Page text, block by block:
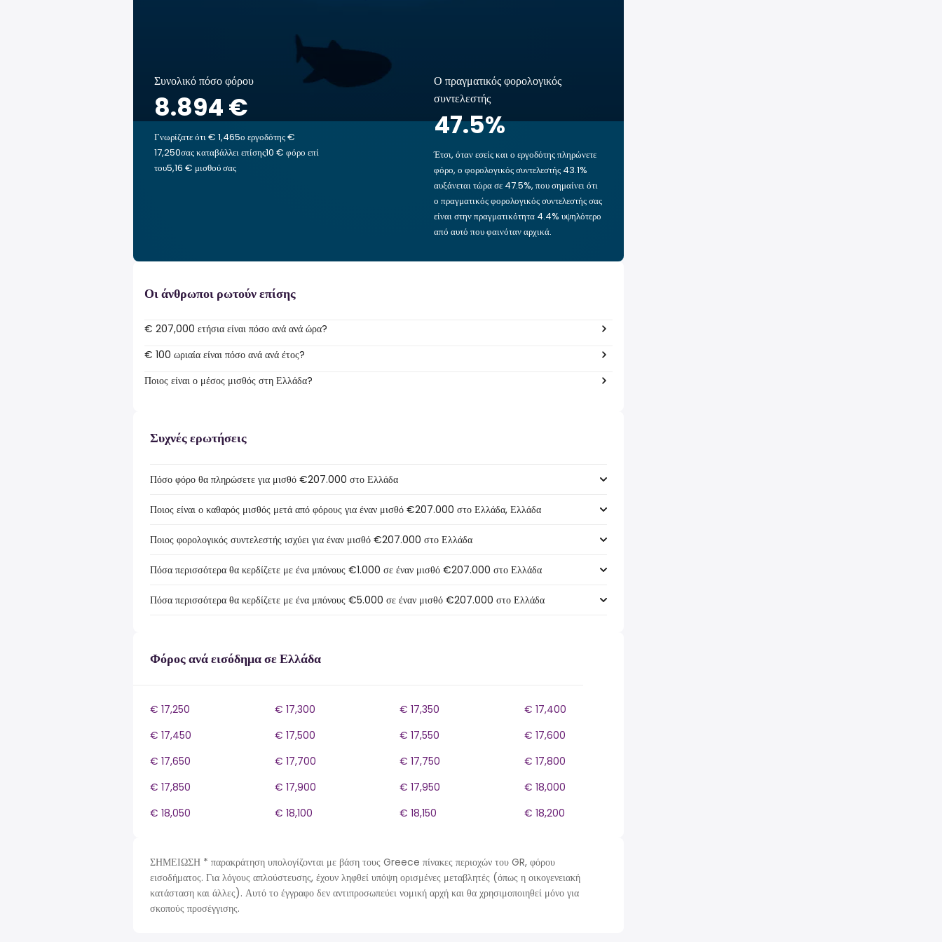
Συνολικό πόσο φόρου
8.894 €
Γνωρίζατε ότι € 1,465ο εργοδότης €
17,250σας καταβάλλει επίσης10 € φόρο επί
του5,16 € μισθού σας
Ο πραγματικός φορολογικός
συντελεστής
47.5%
Έτσι, όταν εσείς και ο εργοδότης πληρώνετε
φόρο, ο φορολογικός συντελεστής 43.1%
αυξάνεται τώρα σε 47.5%, που σημαίνει ότι
ο πραγματικός φορολογικός συντελεστής σας
είναι στην πραγματικότητα 4.4% υψηλότερο
από αυτό που φαινόταν αρχικά.
Οι άνθρωποι ρωτούν επίσης
€ 207,000 ετήσια είναι πόσο ανά ανά ώρα?
€ 100 ωριαία είναι πόσο ανά ανά έτος?
Ποιος είναι ο μέσος μισθός στη Ελλάδα?
Συχνές ερωτήσεις
Πόσο φόρο θα πληρώσετε για μισθό €207.000 στο Ελλάδα
Ποιος είναι ο καθαρός μισθός μετά από φόρους για έναν μισθό €207.000 στο Ελλάδα, Ελλάδα
Ποιος φορολογικός συντελεστής ισχύει για έναν μισθό €207.000 στο Ελλάδα
Πόσα περισσότερα θα κερδίζετε με ένα μπόνους €1.000 σε έναν μισθό €207.000 στο Ελλάδα
Πόσα περισσότερα θα κερδίζετε με ένα μπόνους €5.000 σε έναν μισθό €207.000 στο Ελλάδα
Φόρος ανά εισόδημα σε Ελλάδα
€ 17,250 € 17,300 € 17,350
€ 17,400
€ 17,450
€ 17,500 € 17,550
€ 17,600
€ 17,650
€ 17,700 € 17,750
€ 17,800
€ 17,850
€ 17,900 € 17,950
€ 18,000
€ 18,050
€ 18,100 € 18,150 € 18,200
ΣΗΜΕΙΩΣΗ * παρακράτηση υπολογίζονται με βάση τους Greece πίνακες περιοχών του GR, φόρου
εισοδήματος. Για λόγους απλούστευσης, έχουν ληφθεί υπόψη ορισμένες μεταβλητές (όπως η οικογενειακή
κατάσταση και άλλες). Αυτό το έγγραφο δεν αντιπροσωπεύει νομική αρχή και θα χρησιμοποιηθεί μόνο για
σκοπούς προσέγγισης.